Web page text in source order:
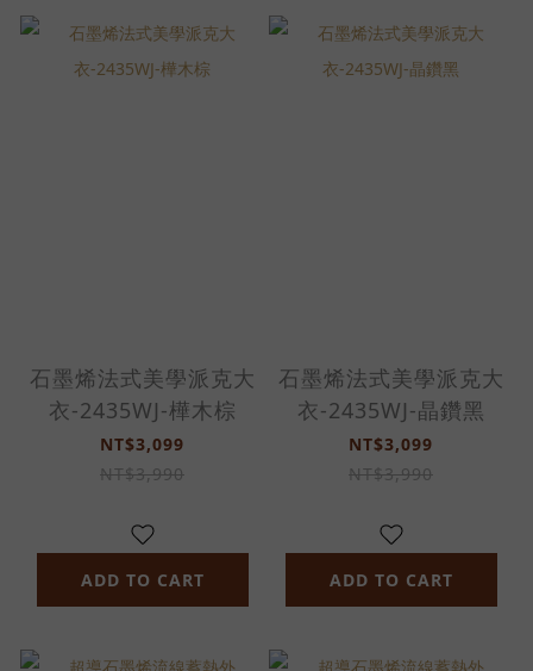
石墨烯法式美學派克大
衣-2435WJ-樺木棕
NT$3,099
NT$3,990
ADD TO CART
石墨烯法式美學派克大
衣-2435WJ-晶鑽黑
NT$3,099
NT$3,990
ADD TO CART